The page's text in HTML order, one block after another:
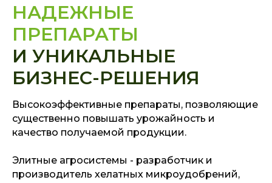
НАДЕЖНЫЕ
ПРЕПАРАТЫ
И УНИКАЛЬНЫЕ
БИЗНЕС-РЕШЕНИЯ
Высокоэффективные препараты, позволяющие
существенно повышать урожайность и
качество получаемой продукции.
Элитные агросистемы - разработчик и
производитель хелатных микроудобрений,